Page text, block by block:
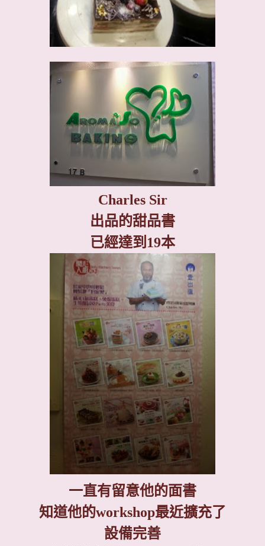
Charles Sir
出品的甜品書
已經達到 19本
一直有留意他的面書
知道他的workshop最近擴充了
設備完善